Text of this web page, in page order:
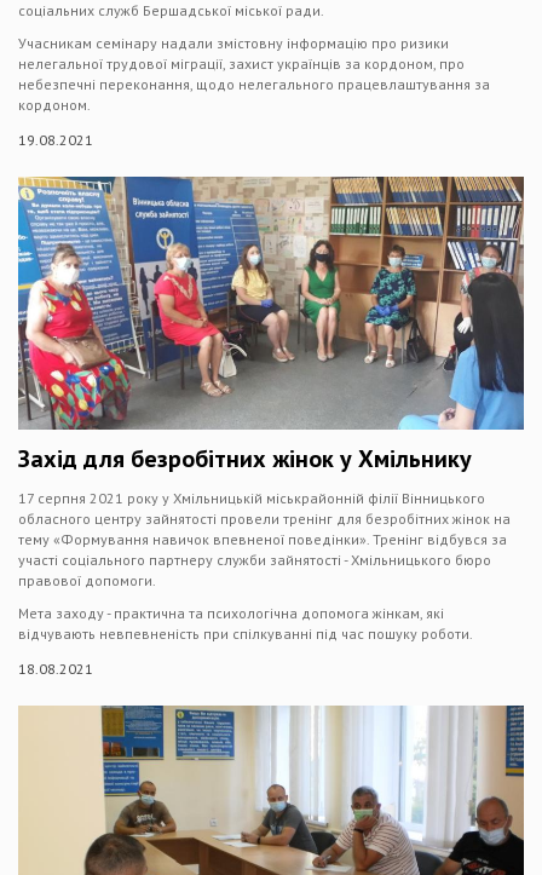
соціальних служб Бершадської міської ради.
Учасникам семінару надали змістовну інформацію про ризики
нелегальної трудової міграції, захист українців за кордоном, про
небезпечні переконання, щодо нелегального працевлаштування за
кордоном.
19.08.2021
Захід для безробітних жінок у Хмільнику
17 серпня 2021 року у Хмільницькій міськрайонній філії Вінницького
обласного центру зайнятості провели тренінг для безробітних жінок на
тему «Формування навичок впевненої поведінки». Тренінг відбувся за
участі соціального партнеру служби зайнятості - Хмільницького бюро
правової допомоги.
Мета заходу - практична та психологічна допомога жінкам, які
відчувають невпевненість при спілкуванні під час пошуку роботи.
18.08.2021